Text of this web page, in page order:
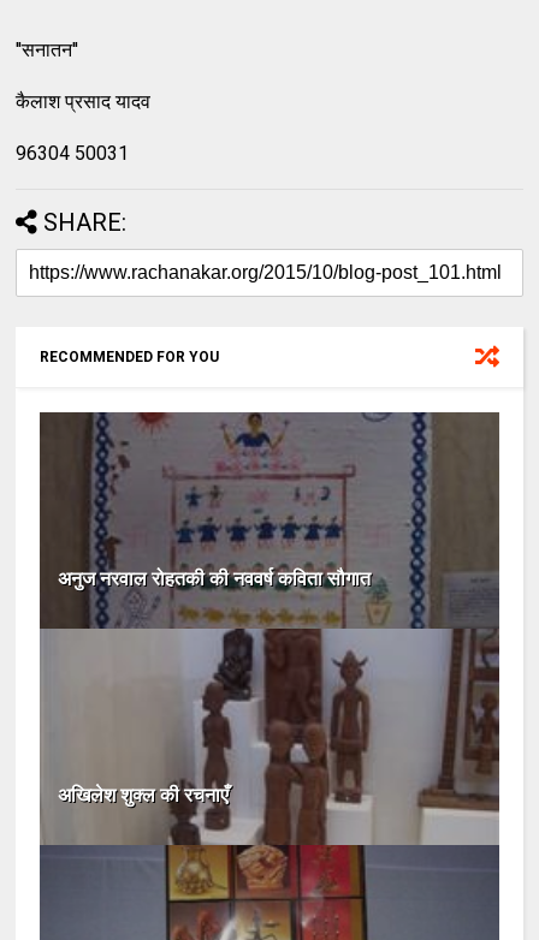
''सनातन''
कैलाश प्रसाद यादव
96304 50031
SHARE:
RECOMMENDED FOR YOU
अनुज नरवाल रोहतकी की नववर्ष कविता सौगात
अखिलेश शुक्ल की रचनाएँ